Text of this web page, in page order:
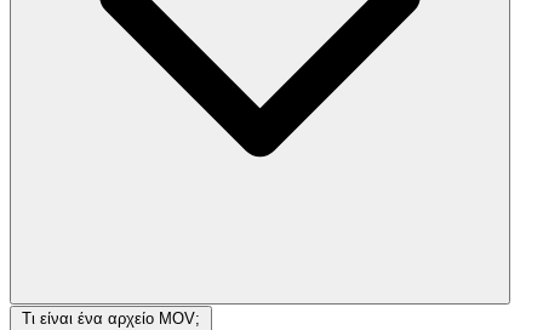
Τι είναι ένα αρχείο MOV;